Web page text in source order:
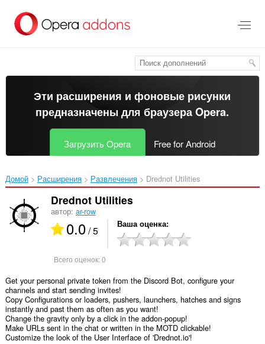
перейти
Эти расширения и фоновые рисунки
предназначены длябраузера Opera.
Загрузить Opera Free for Android
Домой Расширения Развлечения Drednot Utilities‎
Drednot Utilities
автор: ar-row
0.0/ 5 Ваша оценка
Всего оценок:0
Get your personal private token from the Discord Bot, configure your
channels and start sending invites!
Copy Configurations or loaders, pushers, launchers, hatches and signs
instantly and past them as often as you want!
Change the gravity only by a click in the addon-popup!
Make URLs sent in the chat or written in the MOTD clickable!
Customize the look of the User Interface of 'Drednot.io'!